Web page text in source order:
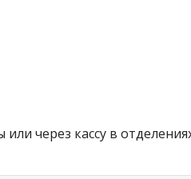
через кассу в